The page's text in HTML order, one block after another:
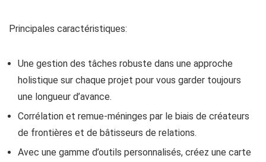
Principales caractéristiques:
Une gestion des tâches robuste dans une approche
holistique sur chaque projet pour vous garder toujours
une longueur d’avance.
Corrélation et remue-méninges par le biais de créateurs
de frontières et de bâtisseurs de relations.
Avec une gamme d’outils personnalisés, créez une carte